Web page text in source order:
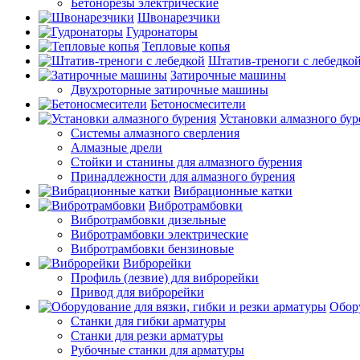
Бетонорезы электрические
Швонарезчики
Гудронаторы
Тепловые копья
Штатив-треноги с лебедкой
Затирочные машины
Двухроторные затирочные машины
Бетоносмесители
Установки алмазного
Системы алмазного сверления
Алмазные дрели
Стойки и станины для алмазного бурения
Принадлежности для алмазного бурения
Вибрационные катки
Вибротрамбовки
Вибротрамбовки дизельные
Вибротрамбовки электрические
Вибротрамбовки бензиновые
Виброрейки
Профиль (лезвие) для виброрейки
Привод для виброрейки
Станки для гибки арматуры
Станки для резки арматуры
Рубочные станки для арматуры